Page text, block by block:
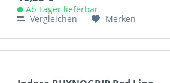
Ab Lager lieferbar
Vergleichen
Merken